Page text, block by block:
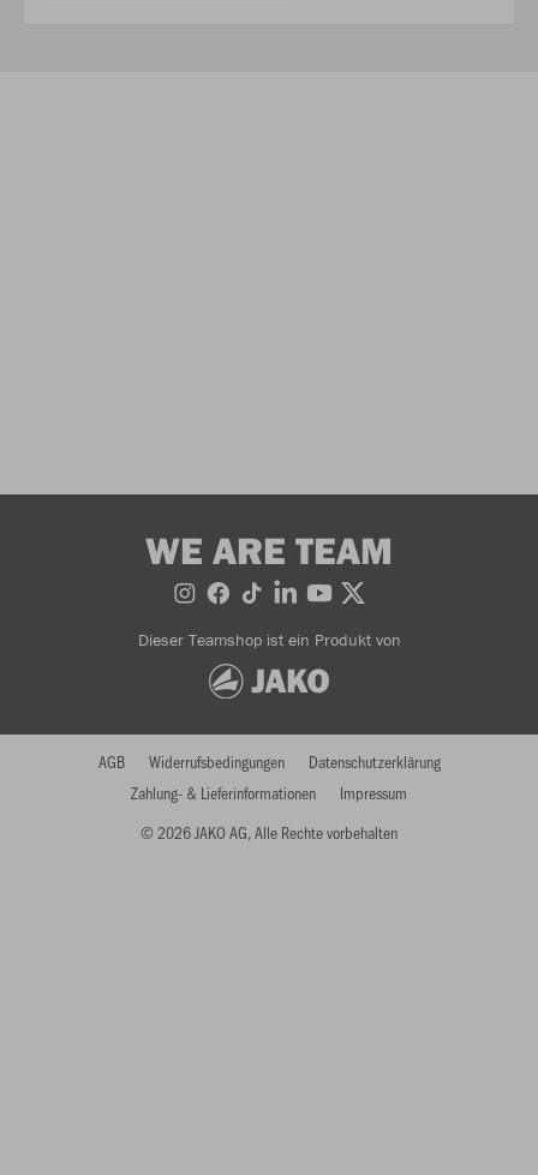
WE ARE TEAM
Dieser Teamshop ist ein Produkt von
© 2026 JAKO AG, Alle Rechte vorbehalten
AGB Widerrufsbedingungen
Datenschutzerklärung
Zahlung- & Lieferinformationen
Impressum